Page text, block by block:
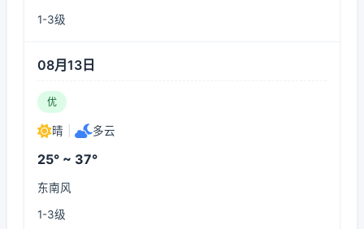
1-3级
08月13日
优
晴 多云
25° ~ 37°
东南风
1-3级